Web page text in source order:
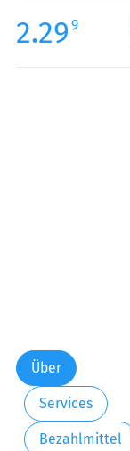
2.29 9
Über
Services
Bezahlmittel